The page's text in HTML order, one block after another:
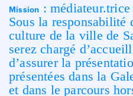
Mission
:
Sous la
culture de la ville de
serez chargé
d’assurer la
présentées dans la
et dans le parcours